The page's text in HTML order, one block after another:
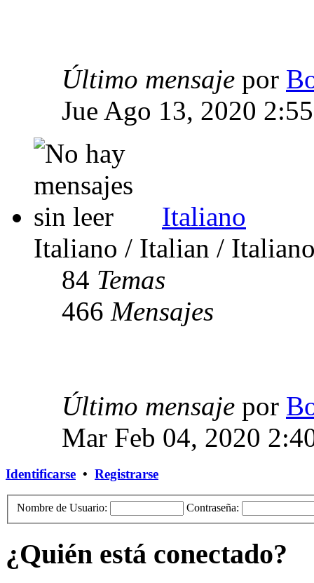
Último mensaje por
Jue Ago 13, 2020
Italiano
Italiano / Italian /
84 Temas
466 Mensajes
Último mensaje por
Mar Feb 04, 2020
Identificarse • Registrarse
Nombre de Usuario: Contraseña:
¿Quién está conectado?